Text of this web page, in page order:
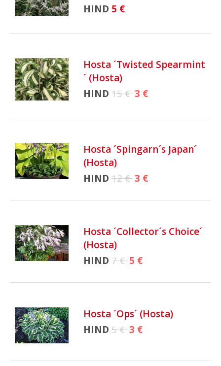
HIND 5 €
Hosta ´Twisted Spearmint
´ (Hosta)
HIND 15 €3 €
Hosta ´Spingarn´s Japan´
(Hosta)
HIND 12 €3 €
Hosta ´Collector´s Choice´
(Hosta)
HIND 7 €5 €
Hosta ´Ops´ (Hosta)
HIND 5 €3 €